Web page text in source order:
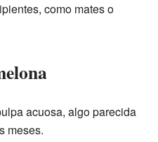
como mates o
acuosa, algo parecida
meses.